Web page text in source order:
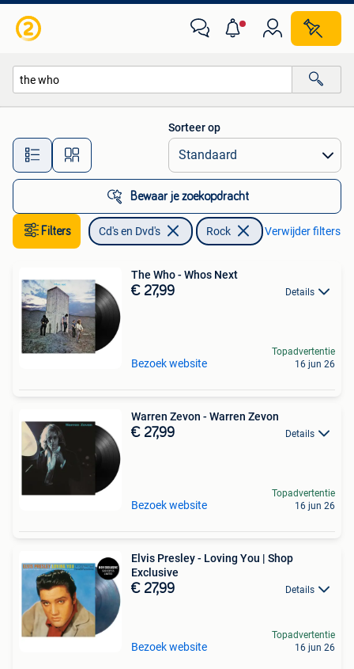
Alle afstanden…
Sorteer op
Bewaar je zoekopdracht
Filters Cd's en Dvd's Rock Verwijder filters
The Who - Whos Next
€ 27,99 Details
Bezoek website
Topadvertentie
16 jun 26
Warren Zevon - Warren Zevon
€ 27,99 Details
Bezoek website
Topadvertentie
16 jun 26
Elvis Presley - Loving You | Shop
Exclusive
€ 27,99 Details
Bezoek website
Topadvertentie
16 jun 26